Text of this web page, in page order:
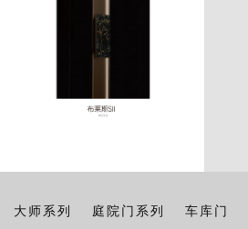
大师系列 庭院门系列 车库门